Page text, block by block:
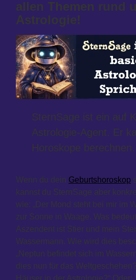
allen Themen rund
Astrologie!
SternSage ist ein auf
Astrologie-Agent. Er
Horoskope berechnen.
Wenn du dein Geburtshoroskop
kannst du SternSage aber
wie: „Der Mond steht bei mir im
zur Sonne in Waage. Was
Aszendent ist Stier und mein
Wassermann. Wie wird dies
„Neptun befindet sich im
dies nun für das
Häuser in der Astrologie?“ Oder: